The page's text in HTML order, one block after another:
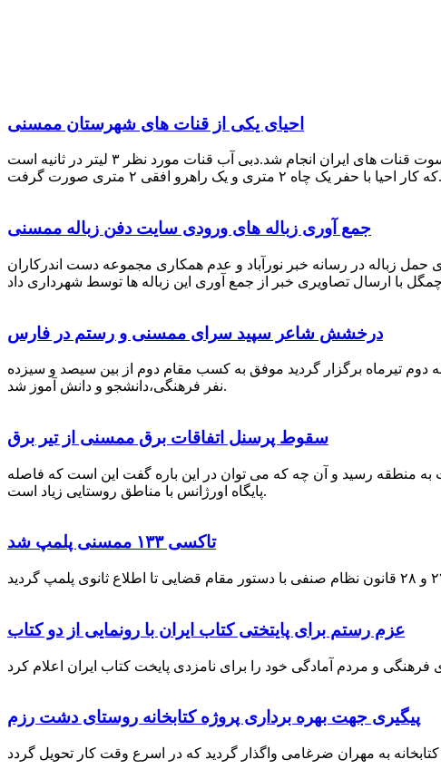
احیای یکی از قنات های شهرستان ممسنی
احیای این قنات به گفته علیرضا ظهیر امامی رئیس کانون کارآفرینی فارس با بهره گیری از دانش و تجربه دکتر مرتضی تفتی پیشکسوت قنات های ایران انجام شد.دبی آب قنات مورد نظر ۳ لیتر در ثانیه است
که کار احیا با حفر یک چاه ۲ متری و یک راهرو افقی ۲ متری صورت گرفت.
جمع آوری زباله های ورودی سایت دفن زباله ممسنی
زباله در رسانه خبر نورآباد و عدم همکاری مجموعه دست اندرکاران
درخشش شاعر سپید سرای ممسنی و رستم در فارس
دوم تیرماه برگزار گردید موفق به کسب مقام دوم از بین سیصد و سیزده
نفر فرهنگی،دانشجو و دانش آموز شد.
سقوط پرسنل اتفاقات برق ممسنی از تیر برق
به منطقه رسید و آن چه که می توان در این باره گفت این است که فاصله
پایگاه اورژانس با مناطق روستایی زیاد است.
تاکسی ۱۳۳ ممسنی پلمپ شد
عزم رستم برای پایتختی کتاب ایران با رونمایی از دو کتاب
پیگیری جهت بهره برداری پروژه کتابخانه روستای دشت رزم